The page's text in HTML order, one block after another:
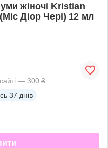
жіночі Kristian
Діор Чері) 12 мл
— 300 ₴
37 днів